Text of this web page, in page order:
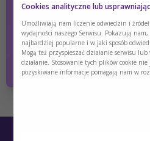
Zaloguj się
zakresu medycyny,
Tak
Cookies analityczne lub
Umożliwiają nam liczenie odwiedzin i
wydajności naszego Serwisu. Pokazują
najbardziej popularne i w jaki sposób
Mogą też przyspieszać działanie serwisu
działanie. Stosowanie tych plików cookie
pozyskiwane informacje pomagają nam w